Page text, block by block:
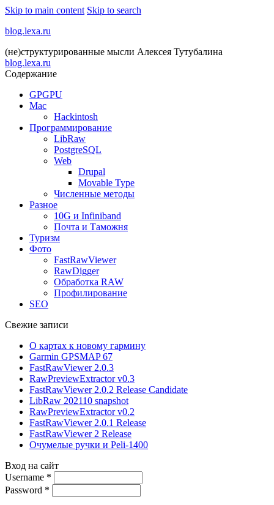
Skip to main content Skip to search
blog.lexa.ru
(не)структурированные мысли Алексея Тутубалина
blog.lexa.ru
Содержание
GPGPU
Mac
Hackintosh
Программирование
LibRaw
PostgreSQL
Web
Drupal
Movable Type
Численные методы
Разное
10G и Infiniband
Почта и Таможня
Туризм
Фото
FastRawViewer
RawDigger
Обработка RAW
Профилирование
SEO
Свежие записи
О картах к новому гармину
Garmin GPSMAP 67
FastRawViewer 2.0.3
RawPreviewExtractor v0.3
FastRawViewer 2.0.2 Release Candidate
LibRaw 202110 snapshot
RawPreviewExtractor v0.2
FastRawViewer 2.0.1 Release
FastRawViewer 2 Release
Очумелые ручки и Peli-1400
Вход на сайт
Username *
Password *